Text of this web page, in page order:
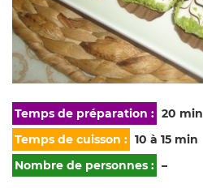
Temps de préparation : 20 min
Temps de cuisson : 10 à 15 min
Nombre de personnes : –